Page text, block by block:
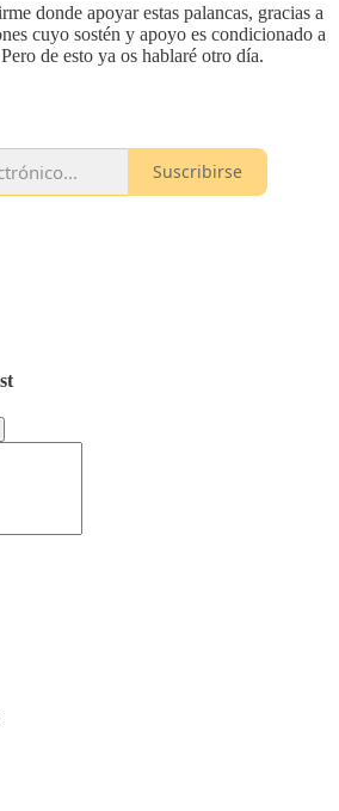
donde apoyar estas palancas, gracias a
cuyo sostén y apoyo es condicionado a
de esto ya os hablaré otro día.
Suscribirse